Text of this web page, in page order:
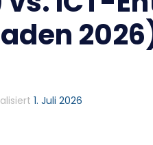
1. Juli 2026